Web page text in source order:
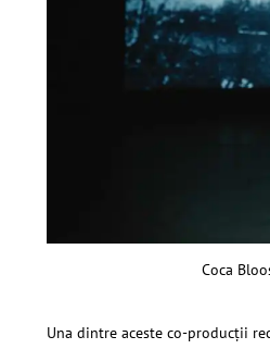
Coca
Una dintre aceste co-producţii